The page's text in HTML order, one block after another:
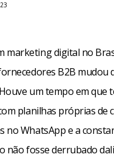
marketing digital no
B2B mudou
um tempo em que
planilhas próprias de
no WhatsApp e a
não fosse derrubado